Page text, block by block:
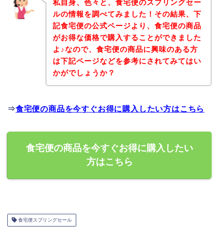
私自身、色々と、食宅便のスプリングセー
ルの情報を調べてみました！その結果、下
記食宅便の公式ページより、食宅便の商品
がお得な価格で購入することができました
よ♪なので、食宅便の商品に興味のある方
は下記ページなどを参考にされてみてはい
かがでしょうか？
⇒食宅便の商品を今すぐお得に購入したい方はこちら
食宅便の商品を今すぐお得に購入したい
方はこちら
食宅便スプリングセール